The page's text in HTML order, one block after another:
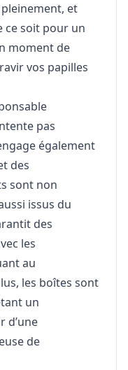
et
ce soit pour un
moment de
vos papilles
pas
également
des
sont non
issus du
des
les
au
les boîtes sont
un
d’une
de